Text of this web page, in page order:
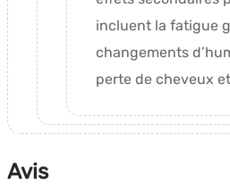
incluent la fatigue
changements
perte de cheveux
Avis